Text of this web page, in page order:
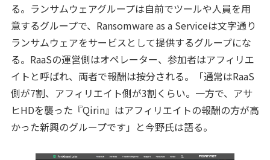
る。ランサムウェアグループは自前でツールや人員を用
意するグループで、Ransomware as a Serviceは文字通り
ランサムウェアをサービスとして提供するグループにな
る。RaaSの運営側はオペレーター、参加者はアフィリエ
イトと呼ばれ、両者で報酬は按分される。「通常はRaaS
側が7割、アフィリエイト側が3割くらい。一方で、アサ
ヒHDを襲った『Qirin』はアフィリエイトの報酬の方が高
かった新興のグループです」と今野氏は語る。